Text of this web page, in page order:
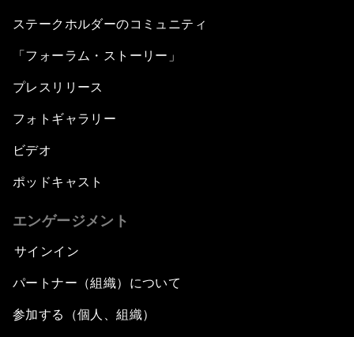
ステークホルダーのコミュニティ
「フォーラム・ストーリー」
プレスリリース
フォトギャラリー
ビデオ
ポッドキャスト
エンゲージメント
サインイン
パートナー（組織）について
参加する（個人、組織）